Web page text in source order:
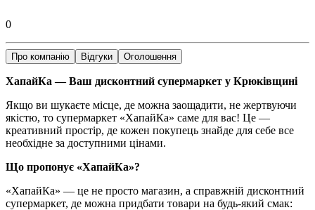
0
Про компанію Відгуки Оголошення
ХапайКа — Ваш дисконтний супермаркет у Крюківщині
Якщо ви шукаєте місце, де можна заощадити, не жертвуючи
якістю, то супермаркет «ХапайКа» саме для вас! Це —
креативний простір, де кожен покупець знайде для себе все
необхідне за доступними цінами.
Що пропонує «ХапайКа»?
«ХапайКа» — це не просто магазин, а справжній дисконтний
супермаркет, де можна придбати товари на будь-який смак: